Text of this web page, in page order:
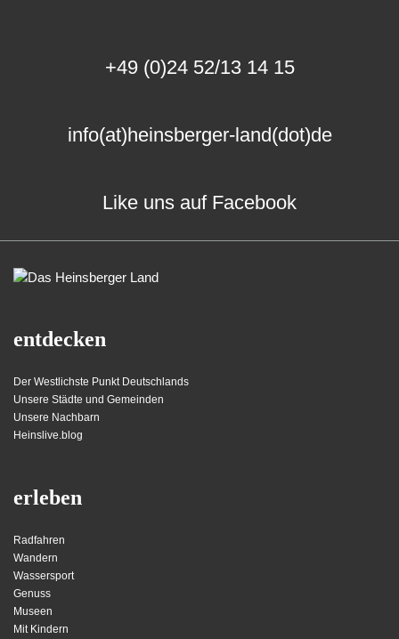
+49 (0)24 52/13 14 15
info(at)heinsberger-land(dot)de
Like uns auf Facebook
entdecken
Der Westlichste Punkt Deutschlands
Unsere Städte und Gemeinden
Unsere Nachbarn
Heinslive.blog
erleben
Radfahren
Wandern
Wassersport
Genuss
Museen
Mit Kindern